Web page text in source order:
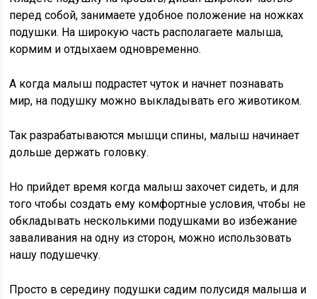
перед собой, занимаете удобное положение на ножках
подушки. На широкую часть располагаете малыша,
кормим и отдыхаем одновременно.
А когда малыш подрастет чуток и начнет познавать
мир, на подушку можно выкладывать его животиком.
Так разрабатываются мышци спины, малыш начинает
дольше держать головку.
Но прийдет время когда малыш захочет сидеть, и для
того чтобы создать ему комфортные условия, чтобы не
обкладывать несколькими подушками во избежание
заваливания на одну из сторон, можно использовать
нашу подушечку.
Просто в середину подушки садим полусидя малыша и